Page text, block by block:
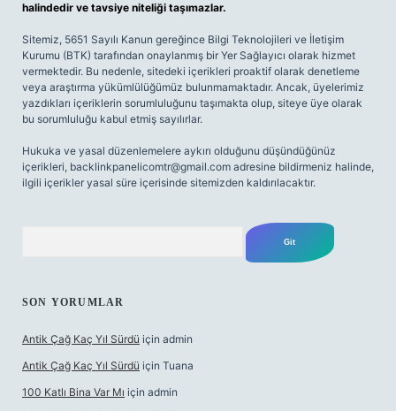
halindedir ve tavsiye niteliği taşımazlar.
Sitemiz, 5651 Sayılı Kanun gereğince Bilgi Teknolojileri ve İletişim
Kurumu (BTK) tarafından onaylanmış bir Yer Sağlayıcı olarak hizmet
vermektedir. Bu nedenle, sitedeki içerikleri proaktif olarak denetleme
veya araştırma yükümlülüğümüz bulunmamaktadır. Ancak, üyelerimiz
yazdıkları içeriklerin sorumluluğunu taşımakta olup, siteye üye olarak
bu sorumluluğu kabul etmiş sayılırlar.
Hukuka ve yasal düzenlemelere aykırı olduğunu düşündüğünüz
içerikleri, backlinkpanelicomtr@gmail.com adresine bildirmeniz halinde,
ilgili içerikler yasal süre içerisinde sitemizden kaldırılacaktır.
SON YORUMLAR
Antik Çağ Kaç Yıl Sürdü için admin
Antik Çağ Kaç Yıl Sürdü için Tuana
100 Katlı Bina Var Mı için admin